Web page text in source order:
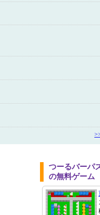
つーるバーパ
の無料ゲーム